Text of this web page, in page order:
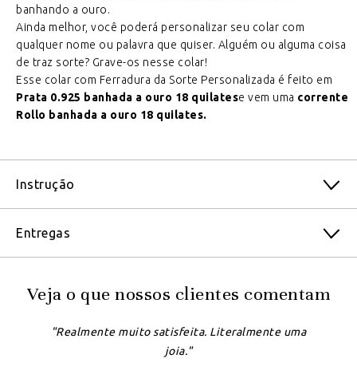
banhando a ouro.
Ainda melhor, você poderá personalizar seu colar com
qualquer nome ou palavra que quiser. Alguém ou alguma coisa
de traz sorte? Grave-os nesse colar!
Esse colar com Ferradura da Sorte Personalizada é feito em
Prata 0.925 banhada a ouro 18 quilatese vem uma corrente
Rollo banhada a ouro 18 quilates.
Instrução
Entregas
Veja o que nossos clientes comentam
"Realmente muito satisfeita. Literalmente uma
joia."